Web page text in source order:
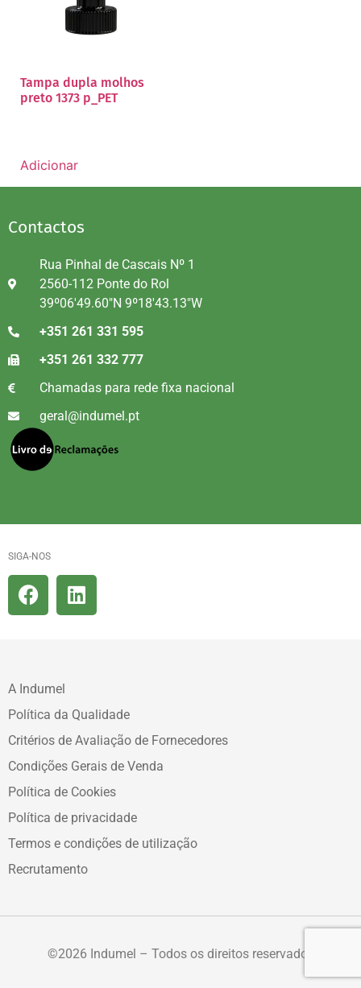
Tampa dupla molhos
preto 1373 p_PET
Adicionar
Contactos
Rua Pinhal de Cascais Nº 1
2560-112 Ponte do Rol
39º06'49.60"N 9º18'43.13"W
+351 261 331 595
+351 261 332 777
Chamadas para rede fixa nacional
geral@indumel.pt
SIGA-NOS
A Indumel
Política da Qualidade
Critérios de Avaliação de Fornecedores
Condições Gerais de Venda
Política de Cookies
Política de privacidade
Termos e condições de utilização
Recrutamento
©2026 Indumel – Todos os direitos reservados